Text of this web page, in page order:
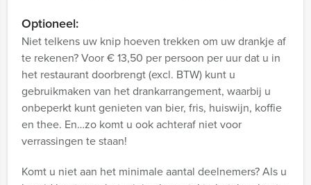
Optioneel:
Niet telkens uw knip hoeven trekken om uw drankje af
te rekenen? Voor € 13,50 per persoon per uur dat u in
het restaurant doorbrengt (excl. BTW) kunt u
gebruikmaken van het drankarrangement, waarbij u
onbeperkt kunt genieten van bier, fris, huiswijn, koffie
en thee. En…zo komt u ook achteraf niet voor
verrassingen te staan!
Komt u niet aan het minimale aantal deelnemers? Als u